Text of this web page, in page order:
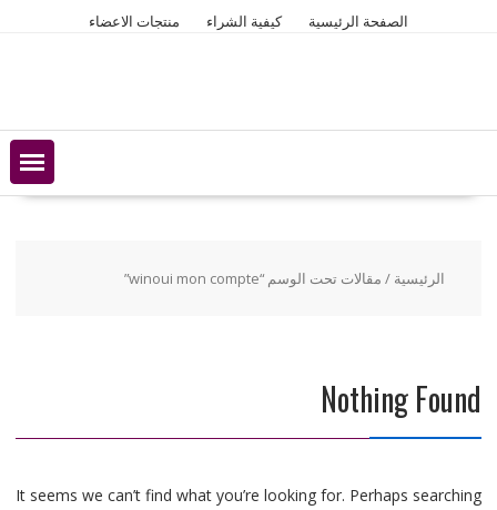
الصفحة الرئيسية كيفية الشراء منتجات الاعضاء
الرئيسية / مقالات تحت الوسم “winoui mon compte”
Nothing Found
It seems we can’t find what you’re looking for. Perhaps searching